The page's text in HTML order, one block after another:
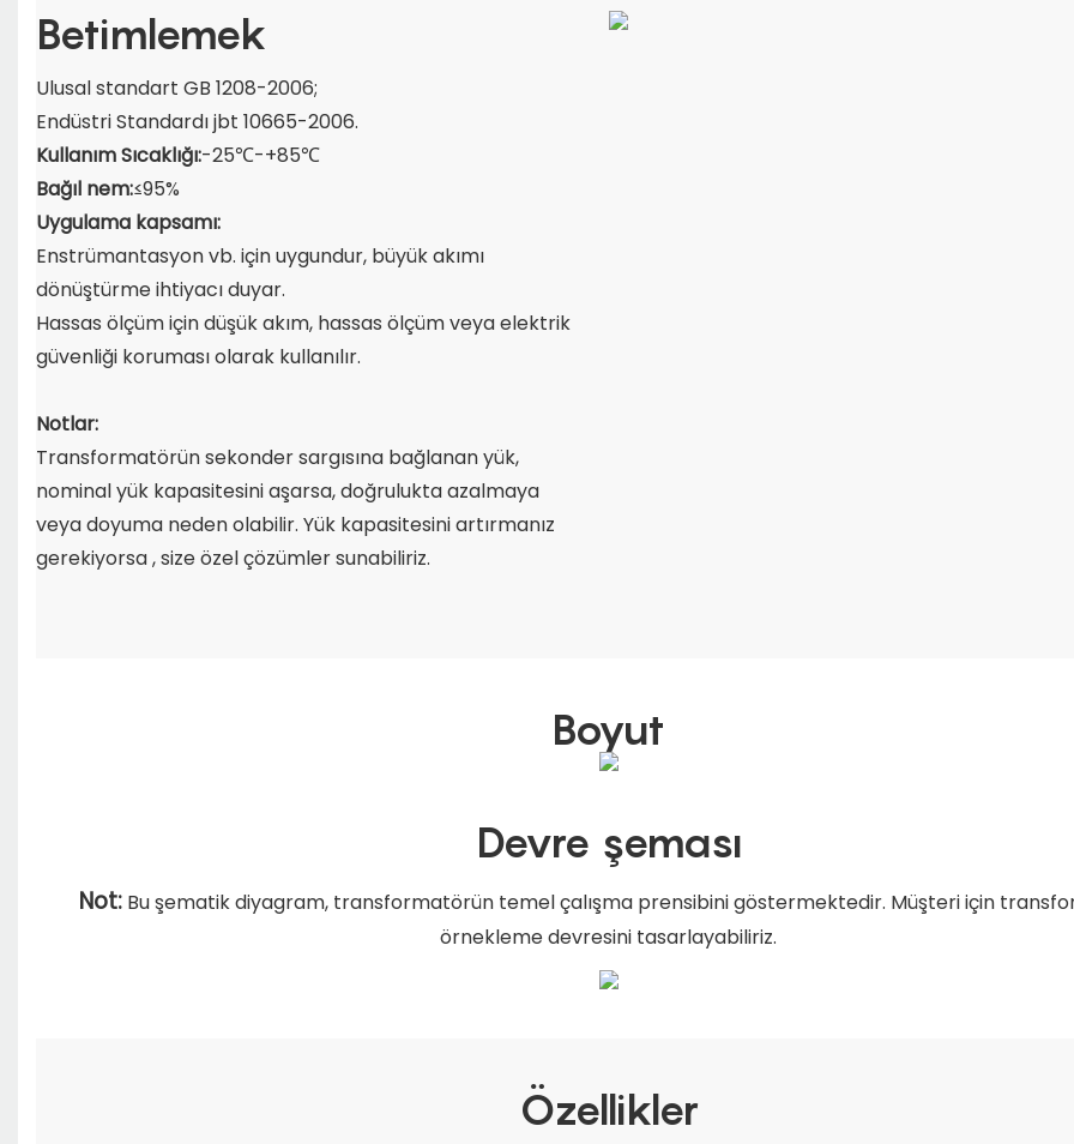
Betimlemek
Ulusal standart GB 1208-2006;
Endüstri Standardı jbt 10665-2006.
Kullanım Sıcaklığı:-25℃-+85℃
Bağıl nem:≤95%
Uygulama kapsamı:
Enstrümantasyon vb. için uygundur, büyük akımı
dönüştürme ihtiyacı duyar.
Hassas ölçüm için düşük akım, hassas ölçüm veya elektrik
güvenliği koruması olarak kullanılır.
Notlar:
Transformatörün sekonder sargısına bağlanan yük,
nominal yük kapasitesini aşarsa,doğrulukta azalmaya
veya doyuma neden olabilir. Yük kapasitesini artırmanız
gerekiyorsa, size özel çözümler sunabiliriz.
Boyut
Devre şeması
Not: Bu şematik diyagram, transformatörün temel çalışma prensibini göstermektedir. Müşteri için
örnekleme devresini tasarlayabiliriz.
Özellikler